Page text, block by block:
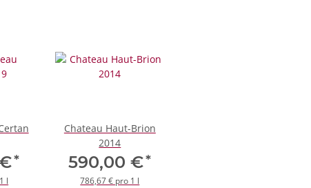
€*
l
Chateau Haut-Brion
2014
590,00 €*
786,67 € pro 1 l